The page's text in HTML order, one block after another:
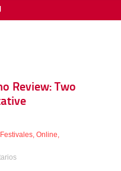
Review: Two
Festivales, Online,